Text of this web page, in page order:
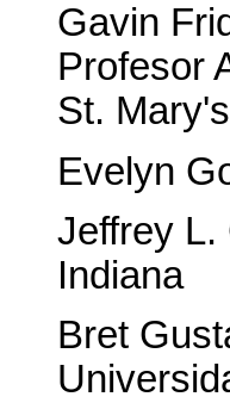
Gavin
Profesor
St.
Evelyn
Jeffrey L.
Indiana
Bret